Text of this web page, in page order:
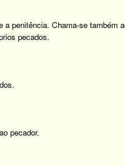
penitência. Chama-se também
pecados.
pecador.